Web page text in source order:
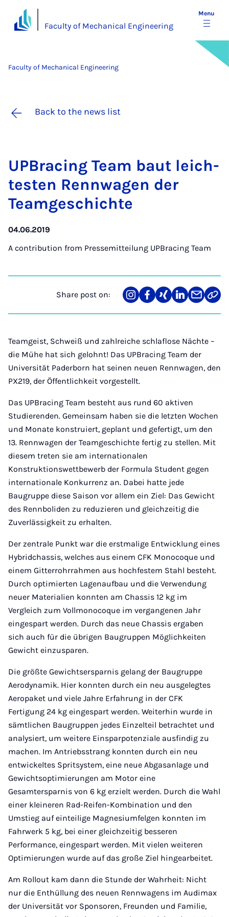
Faculty of Mechanical Engineering
Menu
Faculty of Mechanical Engineering
Back to the news list
UP­Bra­cing Team baut leich­
t­esten Ren­n­wa­gen der
Teamgeschichte
04.06.2019
A contribution from Pressemitteilung UPBracing Team
Share post on:
Share
on
Teilen
auf
Teilen
auf
Teilen
auf
Teilen
über
Mail
Link
Teamgeist, Schweiß und zahlreiche schlaflose Nächte –
die Mühe hat sich gelohnt! Das UPBracing Team der
Universität Paderborn hat seinen neuen Rennwagen, den
PX219, der Öffentlichkeit vorgestellt.
Das UPBracing Team besteht aus rund 60 aktiven
Studierenden. Gemeinsam haben sie die letzten Wochen
und Monate konstruiert, geplant und gefertigt, um den
13. Rennwagen der Teamgeschichte fertig zu stellen. Mit
diesem treten sie am internationalen
Konstruktionswettbewerb der Formula Student gegen
internationale Konkurrenz an. Dabei hatte jede
Baugruppe diese Saison vor allem ein Ziel: Das Gewicht
des Rennboliden zu reduzieren und gleichzeitig die
Zuverlässigkeit zu erhalten.
Der zentrale Punkt war die erstmalige Entwicklung eines
Hybridchassis, welches aus einem CFK Monocoque und
einem Gitterrohrrahmen aus hochfestem Stahl besteht.
Durch optimierten Lagenaufbau und die Verwendung
neuer Materialien konnten am Chassis 12 kg im
Vergleich zum Vollmonocoque im vergangenen Jahr
eingespart werden. Durch das neue Chassis ergaben
sich auch für die übrigen Baugruppen Möglichkeiten
Gewicht einzusparen.
Die größte Gewichtsersparnis gelang der Baugruppe
Aerodynamik. Hier konnten durch ein neu ausgelegtes
Aeropaket und viele Jahre Erfahrung in der CFK
Fertigung 24 kg eingespart werden. Weiterhin wurde in
sämtlichen Baugruppen jedes Einzelteil betrachtet und
analysiert, um weitere Einsparpotenziale ausfindig zu
machen. Im Antriebsstrang konnten durch ein neu
entwickeltes Spritsystem, eine neue Abgasanlage und
Gewichtsoptimierungen am Motor eine
Gesamtersparnis von 6 kg erzielt werden. Durch die Wahl
einer kleineren Rad-Reifen-Kombination und den
Umstieg auf einteilige Magnesiumfelgen konnten im
Fahrwerk 5 kg, bei einer gleichzeitig besseren
Performance, eingespart werden. Mit vielen weiteren
Optimierungen wurde auf das große Ziel hingearbeitet.
Am Rollout kam dann die Stunde der Wahrheit: Nicht
nur die Enthüllung des neuen Rennwagens im Audimax
der Universität vor Sponsoren, Freunden und Familie,